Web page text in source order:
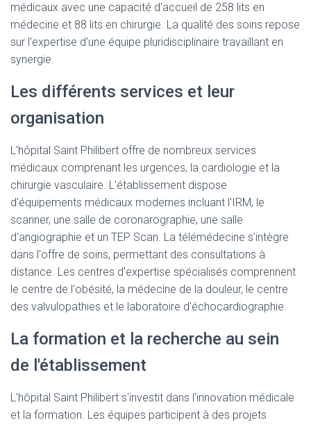
médicaux avec une capacité d'accueil de 258 lits en
médecine et 88 lits en chirurgie. La qualité des soins repose
sur l'expertise d'une équipe pluridisciplinaire travaillant en
synergie.
Les différents services et leur
organisation
L'hôpital Saint Philibert offre de nombreux services
médicaux comprenant les urgences, la cardiologie et la
chirurgie vasculaire. L'établissement dispose
d'équipements médicaux modernes incluant l'IRM, le
scanner, une salle de coronarographie, une salle
d'angiographie et un TEP Scan. La télémédecine s'intègre
dans l'offre de soins, permettant des consultations à
distance. Les centres d'expertise spécialisés comprennent
le centre de l'obésité, la médecine de la douleur, le centre
des valvulopathies et le laboratoire d'échocardiographie.
La formation et la recherche au sein
de l'établissement
L'hôpital Saint Philibert s'investit dans l'innovation médicale
et la formation. Les équipes participent à des projets